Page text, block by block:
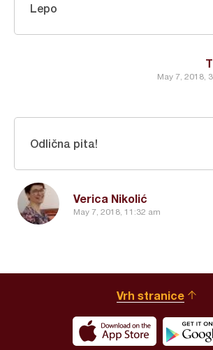
May 7, 2018,
Lepo
Verica Nikolić
May 7, 2018, 11:32 am
Odlična pita!
Vrh stranice